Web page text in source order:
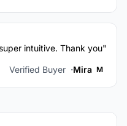
"They're great and super intuitive. Thank you!"
M
Mira
Verified Buyer